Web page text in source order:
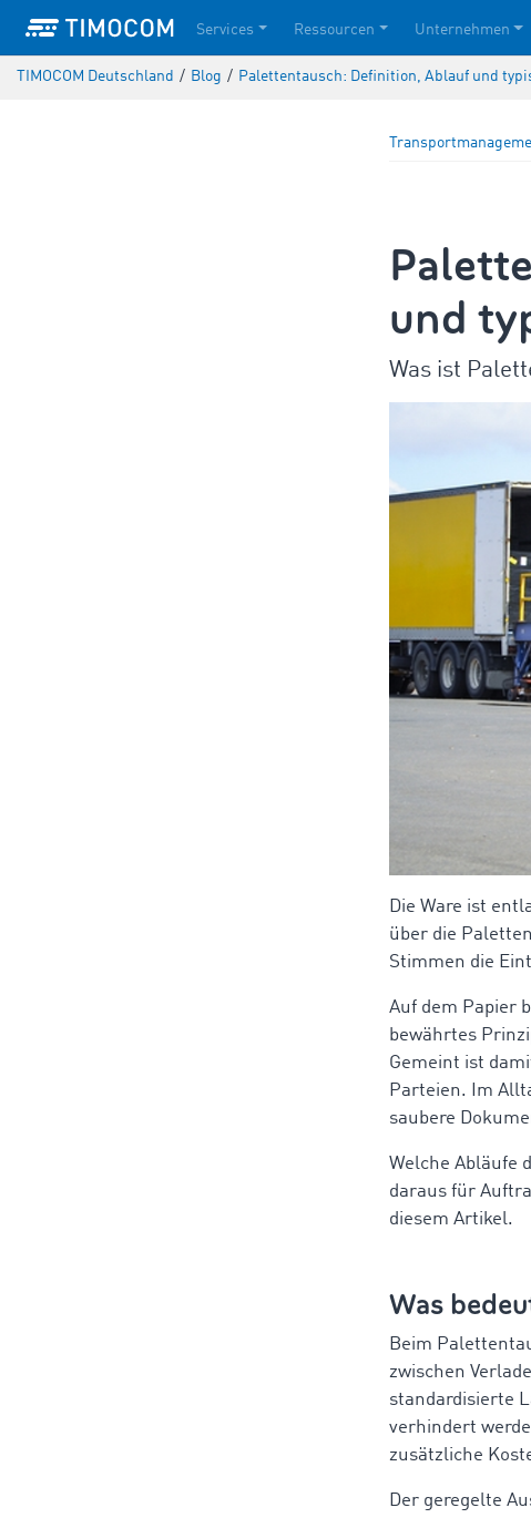
Services Ressourcen Unternehmen
TIMOCOM Deutschland / Blog / Palettentausch: Definition, Ablauf und
und
Was ist
Die Ware ist
über die
Stimmen die
Auf dem Papier
bewährtes
Gemeint ist
Parteien. Im
saubere
Welche Abläufe
daraus für
diesem Artikel.
Was
Beim
zwischen
standardisierte
verhindert
zusätzliche
Der geregelte